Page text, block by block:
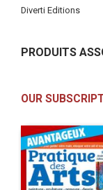
Diverti Editions
PRODUITS
OUR